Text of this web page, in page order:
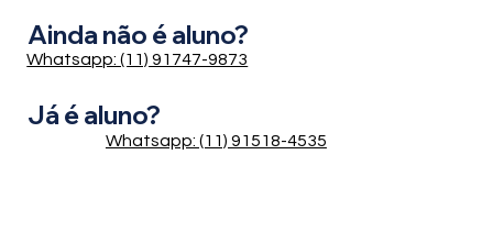
Ainda não é aluno?
Já é aluno?
Whatsapp: (11) 91747-9873
Whatsapp: (11) 91518-4535